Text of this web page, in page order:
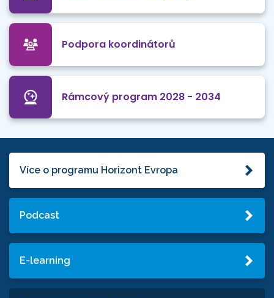
Podpora koordinátorů
Rámcový program 2028 - 2034
Více o programu Horizont Evropa
Podcast
E-learning